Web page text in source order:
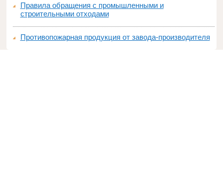
Правила обращения с промышленными и
строительными отходами
Противопожарная продукция от завода-производителя